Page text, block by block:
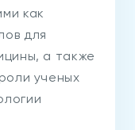
как
для
а также
ученых